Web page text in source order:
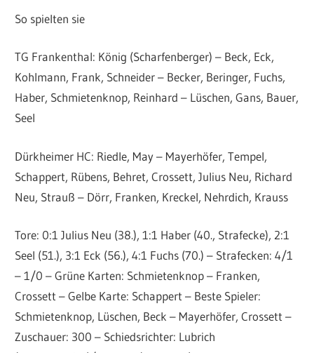
So spielten sie
TG Frankenthal: König (Scharfenberger) – Beck, Eck,
Kohlmann, Frank, Schneider – Becker, Beringer, Fuchs,
Haber, Schmietenknop, Reinhard – Lüschen, Gans, Bauer,
Seel
Dürkheimer HC: Riedle, May – Mayerhöfer, Tempel,
Schappert, Rübens, Behret, Crossett, Julius Neu, Richard
Neu, Strauß – Dörr, Franken, Kreckel, Nehrdich, Krauss
Tore: 0:1 Julius Neu (38.), 1:1 Haber (40., Strafecke), 2:1
Seel (51.), 3:1 Eck (56.), 4:1 Fuchs (70.) – Strafecken: 4/1
– 1/0 – Grüne Karten: Schmietenknop – Franken,
Crossett – Gelbe Karte: Schappert – Beste Spieler:
Schmietenknop, Lüschen, Beck – Mayerhöfer, Crossett –
Zuschauer: 300 – Schiedsrichter: Lubrich